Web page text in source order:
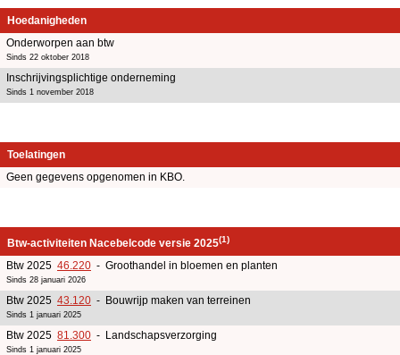
Hoedanigheden
Onderworpen aan btw
Sinds 22 oktober 2018
Inschrijvingsplichtige onderneming
Sinds 1 november 2018
Toelatingen
Geen gegevens opgenomen in KBO.
Btw-activiteiten Nacebelcode versie 2025(1)
Btw 2025 46.220 - Groothandel in bloemen en planten
Sinds 28 januari 2026
Btw 2025 43.120 - Bouwrijp maken van terreinen
Sinds 1 januari 2025
Btw 2025 81.300 - Landschapsverzorging
Sinds 1 januari 2025